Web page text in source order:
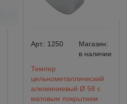
Арт.: 1250
Магазин:
в наличии
Темпер
цельнометаллический
алюминиевый Ø 58 с
матовым покрытием